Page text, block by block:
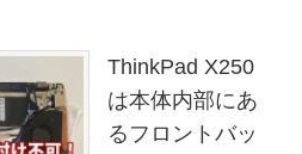
ThinkPad X250
は本体内部にあ
るフロントバッ